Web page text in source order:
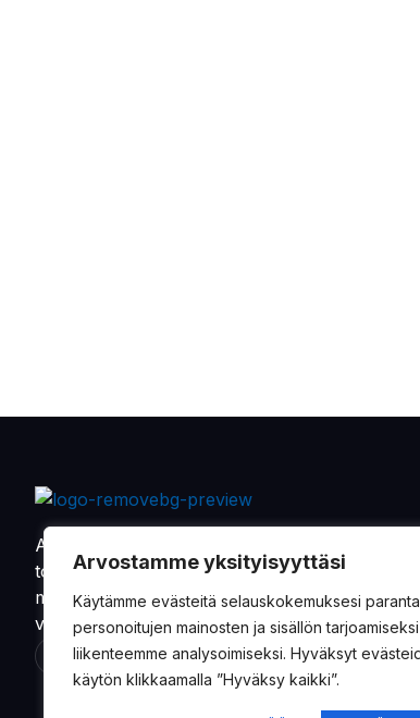
Arvostamme yksityisyyttäsi
Käytämme evästeitä selauskokemuksesi
personoitujen mainosten ja sisällön
liikenteemme analysoimiseksi. Hyväksyt
käytön klikkaamalla ”Hyväksy kaikki”.
Alkaen vuodesta 1901 on Oy Sandman-
toimittanut tarvikkeita ja varaosia maa- ja
metsätalouskoneiden, sekä erikoisvalmisteisten
veneiden valmistajille.